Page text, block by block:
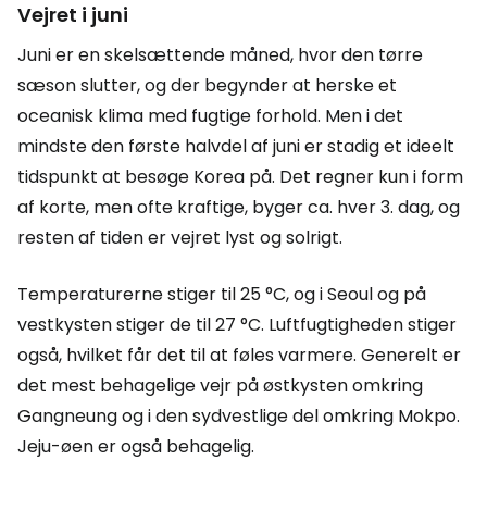
Vejret i juni
Juni er en skelsættende måned, hvor den tørre
sæson slutter, og der begynder at herske et
oceanisk klima med fugtige forhold. Men i det
mindste den første halvdel af juni er stadig et ideelt
tidspunkt at besøge Korea på. Det regner kun i form
af korte, men ofte kraftige, byger ca. hver 3. dag, og
resten af tiden er vejret lyst og solrigt.
Temperaturerne stiger til 25 °C, og i Seoul og på
vestkysten stiger de til 27 °C. Luftfugtigheden stiger
også, hvilket får det til at føles varmere. Generelt er
det mest behagelige vejr på østkysten omkring
Gangneung og i den sydvestlige del omkring Mokpo.
Jeju-øen er også behagelig.